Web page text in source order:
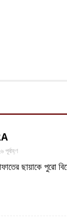
ছায়াকে পুরো